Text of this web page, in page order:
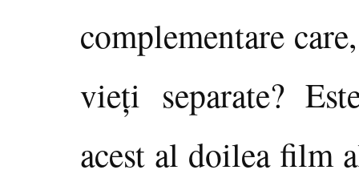
complementare
vieţi separate?
acest al doilea film